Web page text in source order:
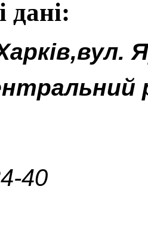
дані:
40